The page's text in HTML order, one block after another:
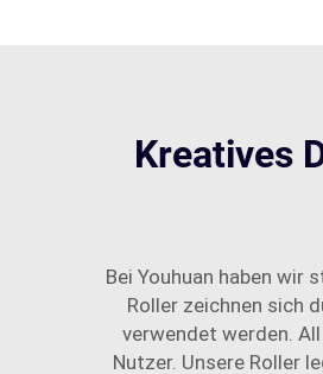
Kreatives
Bei Youhuan haben wir
Roller zeichnen sich
verwendet werden.
Nutzer. Unsere Roller